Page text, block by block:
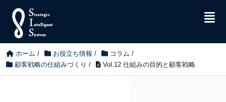
ホーム / お役立ち情報 / コラム /
顧客戦略の仕組みづくり / Vol.12 仕組みの目的と顧客戦略